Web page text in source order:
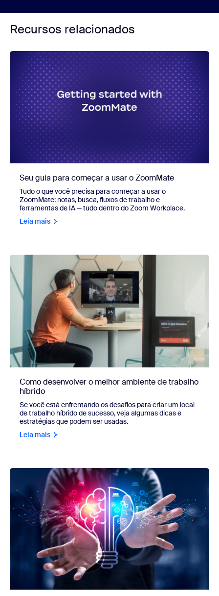
Recursos relacionados
Seu guia para começar a usar o ZoomMate
Tudo o que você precisa para começar a usar o
ZoomMate: notas, busca, fluxos de trabalho e
ferramentas de IA — tudo dentro do Zoom Workplace.
Leia mais
Como desenvolver o melhor ambiente de trabalho
híbrido
Se você está enfrentando os desafios para criar um local
de trabalho híbrido de sucesso, veja algumas dicas e
estratégias que podem ser usadas.
Leia mais